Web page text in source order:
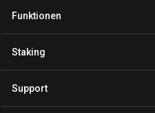
Wallet Binance Coin
Funktionen
Private Send
Staking
Support